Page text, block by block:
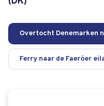
Overtocht Denemarken
Ferry naar de Faeröer